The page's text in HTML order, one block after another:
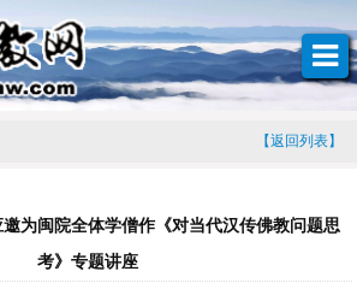
【返回列表】
为闽院全体学僧作《对当代汉传佛教问题思
考》专题讲座